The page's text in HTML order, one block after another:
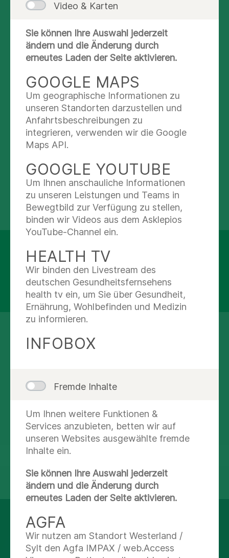
Klinik für Kardiologie
KONTAKT UND AUSKUNFT
Nachricht schreiben
03443-40-1921
Abteilungen
Kardiologie
Asklepios Klinik Weissenfels
Naumburger Straße 76
06667 Weißenfels
Details anzeigen
(0 34 43) 40-0
Abteilungsübersicht
Route planen
teilen tweet
AUF DEM LAUFENDEN
BLEIBEN
Video & Karten
Sie können Ihre Auswahl jederzeit
ändern und die Änderung durch
erneutes Laden der Seite aktivieren.
GOOGLE MAPS
Um geographische Informationen zu
unseren Standorten darzustellen und
Anfahrtsbeschreibungen zu
integrieren, verwenden wir die Google
Maps API.
GOOGLE YOUTUBE
Um Ihnen anschauliche Informationen
zu unseren Leistungen und Teams in
Bewegtbild zur Verfügung zu stellen,
binden wir Videos aus dem Asklepios
YouTube-Channel ein.
HEALTH TV
Wir binden den Livestream des
deutschen Gesundheitsfernsehens
health tv ein, um Sie über Gesundheit,
Ernährung, Wohlbefinden und Medizin
zu informieren.
INFOBOX
Fremde Inhalte
Um Ihnen weitere Funktionen &
Services anzubieten, betten wir auf
unseren Websites ausgewählte fremde
Inhalte ein.
Sie können Ihre Auswahl jederzeit
ändern und die Änderung durch
erneutes Laden der Seite aktivieren.
AGFA
Wir nutzen am Standort Westerland /
Sylt den Agfa IMPAX / web.Access